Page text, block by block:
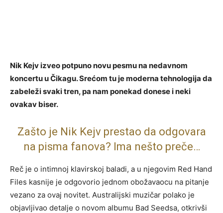
Nik Kejv izveo potpuno novu pesmu na nedavnom
koncertu u Čikagu. Srećom tu je moderna tehnologija da
zabeleži svaki tren, pa nam ponekad donese i neki
ovakav biser.
Zašto je Nik Kejv prestao da odgovara
na pisma fanova? Ima nešto preče…
Reč je o intimnoj klavirskoj baladi, a u njegovim Red Hand
Files kasnije je odgovorio jednom obožavaocu na pitanje
vezano za ovaj novitet. Australijski muzičar polako je
objavljivao detalje o novom albumu Bad Seedsa, otkrivši